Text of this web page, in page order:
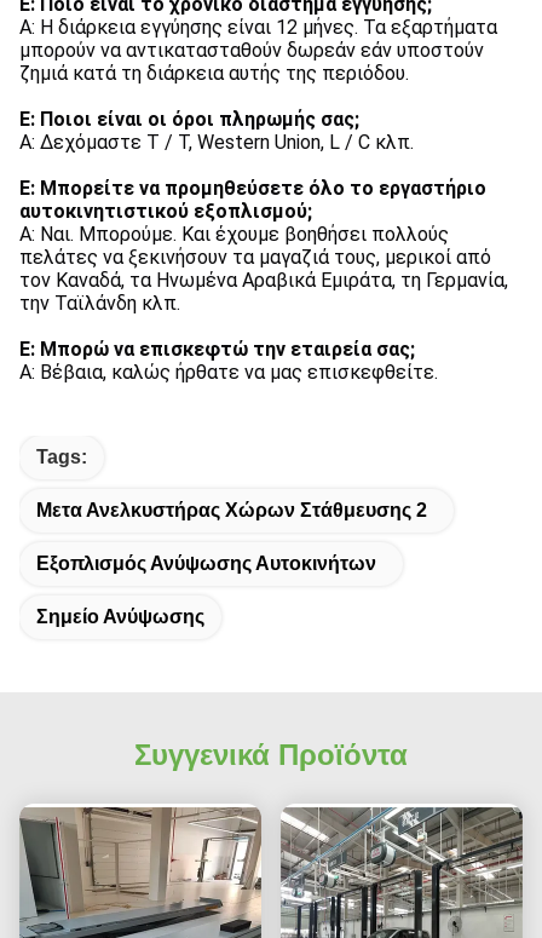
Ε: Ποιο είναι το χρονικό διάστημα εγγύησης;
Α: Η διάρκεια εγγύησης είναι 12 μήνες. Τα εξαρτήματα
μπορούν να αντικατασταθούν δωρεάν εάν υποστούν
ζημιά κατά τη διάρκεια αυτής της περιόδου.
Ε: Ποιοι είναι οι όροι πληρωμής σας;
Α: Δεχόμαστε T / T, Western Union, L / C κλπ.
Ε: Μπορείτε να προμηθεύσετε όλο το εργαστήριο
αυτοκινητιστικού εξοπλισμού;
Α: Ναι. Μπορούμε. Και έχουμε βοηθήσει πολλούς
πελάτες να ξεκινήσουν τα μαγαζιά τους, μερικοί από
τον Καναδά, τα Ηνωμένα Αραβικά Εμιράτα, τη Γερμανία,
την Ταϊλάνδη κλπ.
Ε: Μπορώ να επισκεφτώ την εταιρεία σας;
Α: Βέβαια, καλώς ήρθατε να μας επισκεφθείτε.
Tags:
Μετα Ανελκυστήρας Χώρων Στάθμευσης 2
Εξοπλισμός Ανύψωσης Αυτοκινήτων
Σημείο Ανύψωσης
Συγγενικά Προϊόντα